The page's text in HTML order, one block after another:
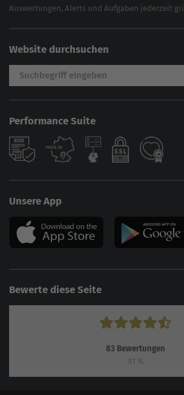
Auswertungen, Alerts und Aufgaben jederzeit
Website durchsuchen
Performance Suite
Unsere App
Bewerte diese Seite
83 Bewertungen
91 %